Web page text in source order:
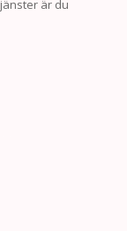
är du